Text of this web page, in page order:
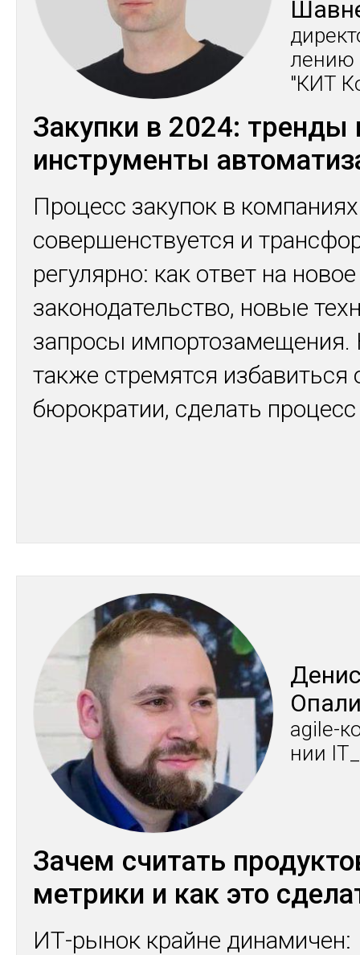
ле­нию
"КИТ
Закупки в 2024: тренды
инструменты
Процесс закупок в компаниях
совершенствуется и
регулярно: как ответ на новое
законодательство, новые
запросы импортозамещения.
также стремятся избавиться
бюрократии, сделать
agile-
нии
Зачем считать
метрики и как это
ИТ-рынок крайне динамичен: